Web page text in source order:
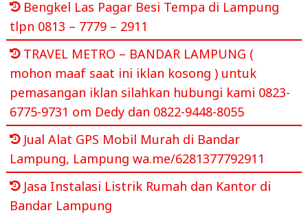
Bengkel Las Pagar Besi Tempa di Lampung
tlpn 0813 – 7779 – 2911
TRAVEL METRO – BANDAR LAMPUNG (
mohon maaf saat ini iklan kosong ) untuk
pemasangan iklan silahkan hubungi kami 0823-
6775-9731 om Dedy dan 0822-9448-8055
Jual Alat GPS Mobil Murah di Bandar
Lampung, Lampung wa.me/6281377792911
Jasa Instalasi Listrik Rumah dan Kantor di
Bandar Lampung